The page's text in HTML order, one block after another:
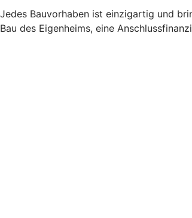
Jedes Bauvorhaben ist einzigartig und
Bau des Eigenheims, eine